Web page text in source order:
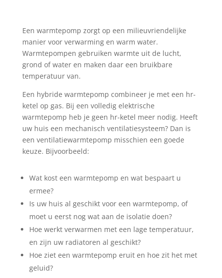
Een warmtepomp zorgt op een milieuvriendelijke
manier voor verwarming en warm water.
Warmtepompen gebruiken warmte uit de lucht,
grond of water en maken daar een bruikbare
temperatuur van.
Een hybride warmtepomp combineer je met een hr-
ketel op gas. Bij een volledig elektrische
warmtepomp heb je geen hr-ketel meer nodig. Heeft
uw huis een mechanisch ventilatiesysteem? Dan is
een ventilatiewarmtepomp misschien een goede
keuze. Bijvoorbeeld:
Wat kost een warmtepomp en wat bespaart u
ermee?
Is uw huis al geschikt voor een warmtepomp, of
moet u eerst nog wat aan de isolatie doen?
Hoe werkt verwarmen met een lage temperatuur,
en zijn uw radiatoren al geschikt?
Hoe ziet een warmtepomp eruit en hoe zit het met
geluid?